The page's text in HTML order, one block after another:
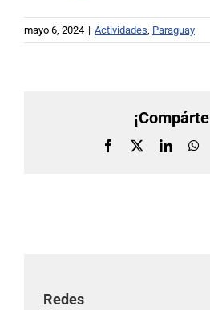
mayo 6, 2024 | Actividades, Paraguay
Facebook
Redes